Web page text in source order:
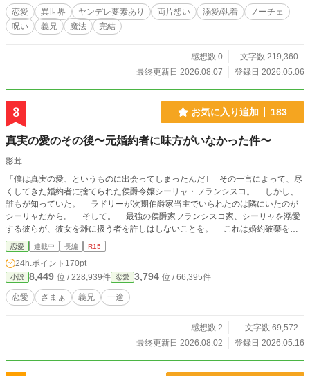
れから、毎月の満月の夜。書斎で、湯殿で、馬車の中で。エ
リアスお兄さまの執着は深くなる一方で、私の身体は彼を忘
れられなくなっていく。 「これは呪いのせい。彼が私を
新しています。 ※お話はゆっくり進みます ※性描写あり。18
恋愛 異世界 ヤンデレ要素あり 両片想い 溺愛/執着
ノーチェ
呪い
義兄 魔法 完結
感想数 0
文字数 219,360
最終更新日 2026.08.07
登録日 2026.05.06
3 お気に入り追加 183
真実の愛のその後〜元婚約者に味方がいなかった件〜
影茸
「僕は真実の愛、というものに出会ってしまったんだ｣ その一言によって、尽
くしてきた婚約者に捨てられた侯爵令嬢シーリャ・フランシスコ。 しかし、
誰もが知っていた。 ラドリーが次期伯爵家当主でいられたのは隣にいたのが
シーリャだから。 そして。 最強の侯爵家フランシスコ家、シーリャを溺愛
する彼らが、彼女を雑に扱う者を許しはしないことを。 これは婚約破棄を機
に、将来を待望されし令嬢が前を歩き出すまでの物語。
恋愛 連載中 長編 R15
24h.ポイント 170pt
小説 8,449 位 / 228,939件 恋愛 3,794 位 / 66,395件
恋愛 ざまぁ 義兄 一途
感想数 2
文字数 69,572
最終更新日 2026.08.02
登録日 2026.05.16